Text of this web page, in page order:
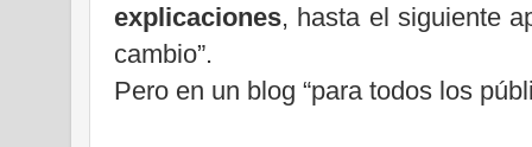
explicaciones, hasta el siguiente
cambio”.
Pero en un blog “para todos los